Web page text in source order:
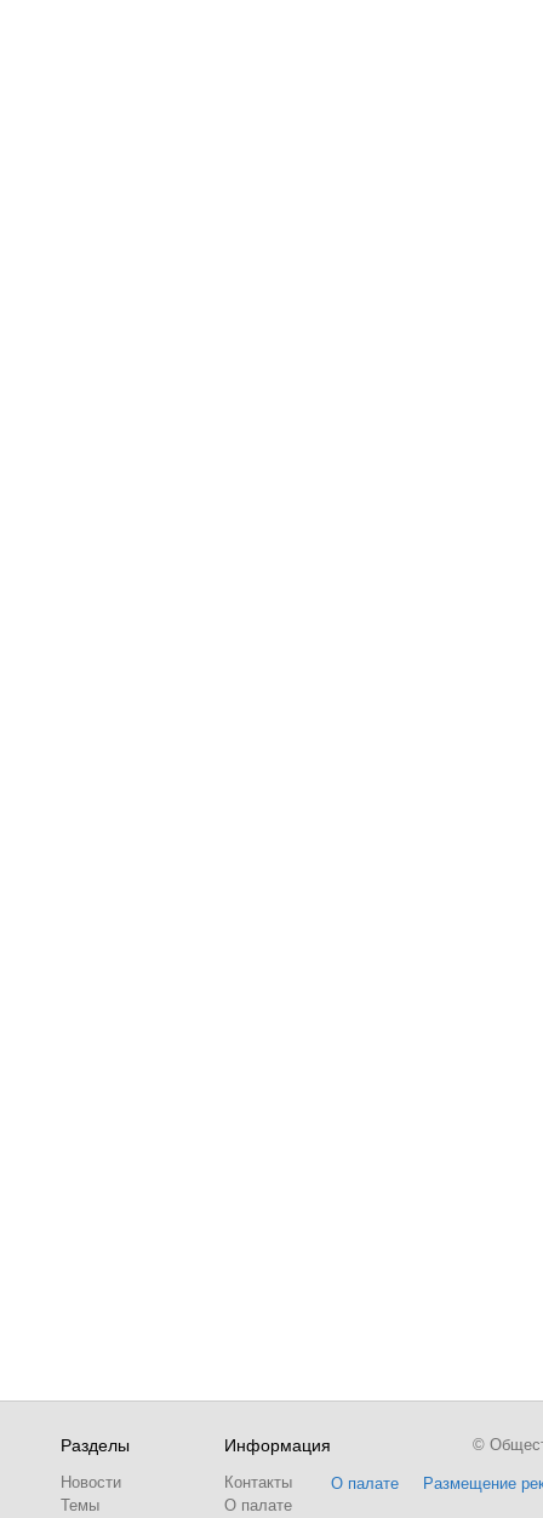
Разделы
Новости
Темы
Информация
Контакты
О палате
О палате Размещение
©